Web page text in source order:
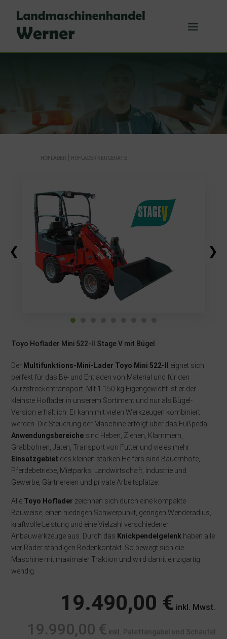
HOFLADER| HOFLADER NEUGERÄTE
❮ ❯
Toyo Hoflader Mini 522-II Stage V mit Bügel
Der Multifunktions-Mini-Lader Toyo Mini 522-II
eignet sich
perfekt für das Be- und Entladen von Material und für den
Kurzstreckentransport. Mit 1.150 kg Eigengewicht ist er der
kleinste Hoflader in unserem Sortiment und nur als Bügel-
Version erhältlich. Er kann mit vielen Werkzeugen kombiniert
werden. Die Steuerung der Maschine erfolgt über das Fußpedal.
Anwendungsbereiche sind Heben, Ziehen, Klammern,
Grabbohren, Jäten, Transport von Futter und vieles mehr.
Einsatzgebiet des kleinen starken Helfers sind Bauernhöfe,
Pferdebetriebe, Mietparks, Landwirtschaft, Industrie und
Gewerbe, Gärtnereien und private Arbeitsplätze.
Alle Toyo Hoflader zeichnen sich durch eine kompakte
Bauweise, einen niedrigen Schwerpunkt, geringen Wenderadius,
kraftvolle Leistung und eine Vielzahl verschiedener
Anbauwerkzeuge aus. Durch das Knickpendelgelenk haben alle
vier Räder ständigen Bodenkontakt. So bewegt sich die
Maschine mit maximaler Traktion und wird damit einzigartig
wendig.
19.490,00 € inkl. Mwst.
19.990,00 € inkl. Palettengabel und Schaufel